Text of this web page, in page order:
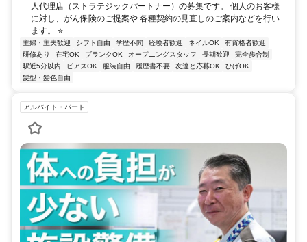
人代理店（ストラテジックパートナー）の募集です。 個人のお客様
に対し、がん保険のご提案や 各種契約の見直しのご案内などを行い
ます。 ⭐...
主婦・主夫歓迎 シフト自由 学歴不問 経験者歓迎 ネイルOK
有資格者歓迎
研修あり
在宅OK ブランクOK オープニングスタッフ 長期歓迎
完全歩合制
駅近5分以内
ピアスOK 服装自由 履歴書不要 友達と応募OK
ひげOK
髪型・髪色自由
アルバイト・パート